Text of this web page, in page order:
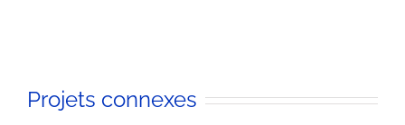
Projets connexes